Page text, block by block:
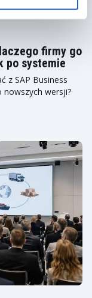
firmy go
po systemie
z SAP Business
nowszych wersji?